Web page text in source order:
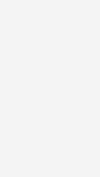
Klasse: A.
0 g/km;
Klasse: A.